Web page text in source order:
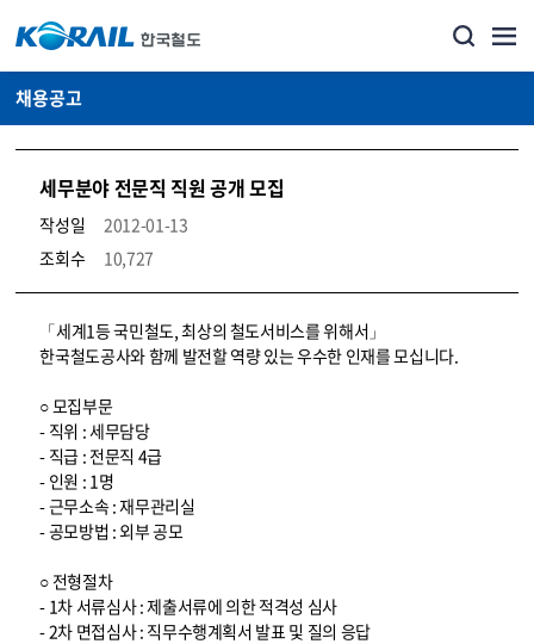
채용공고
세무분야 전문직 직원 공개 모집
작성일
2012-01-13
조회수
10,727
코레일소개_경영공시_채용공고 상세보기 – 내용, 파일, 담당자 연락처로 구성
「세계1등 국민철도, 최상의 철도서비스를 위해서」
한국철도공사와 함께 발전할 역량 있는 우수한 인재를 모십니다.
○ 모집부문
- 직위 : 세무담당
- 직급 : 전문직 4급
- 인원 : 1명
- 근무소속 : 재무관리실
- 공모방법 : 외부 공모
○ 전형절차
- 1차 서류심사 : 제출서류에 의한 적격성 심사
- 2차 면접심사 : 직무수행계획서 발표 및 질의 응답